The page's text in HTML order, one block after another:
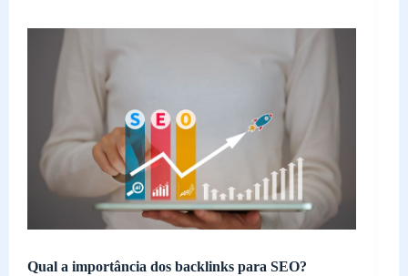
Qual a importância dos backlinks para SEO?